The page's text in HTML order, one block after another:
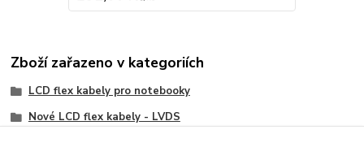
Zboží zařazeno v kategoriích
LCD flex kabely pro notebooky
Nové LCD flex kabely - LVDS